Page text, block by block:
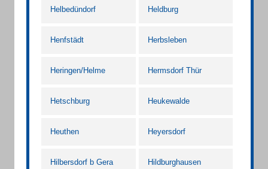
Helbedündorf Heldburg
Henfstädt Herbsleben
Heringen/Helme Hermsdorf Thür
Hetschburg Heukewalde
Heuthen Heyersdorf
Hilbersdorf b Gera Hildburghausen